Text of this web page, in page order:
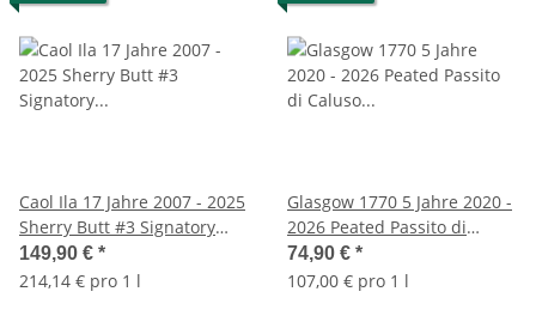
Caol Ila 17 Jahre 2007 - 2025
Sherry Butt #3 Signatory
Vintage 57,8% 0,7l
149,90 € *
214,14 € pro 1 l
Glasgow 1770 5 Jahre 2020 -
2026 Peated Passito di
Caluso Cask Finish 57,8%
0,7l
74,90 € *
107,00 € pro 1 l